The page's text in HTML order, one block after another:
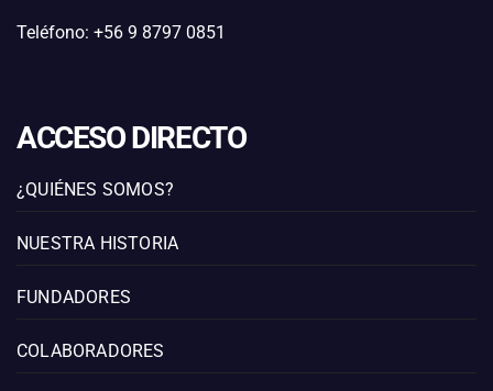
Teléfono: +56 9 8797 0851
ACCESO DIRECTO
¿QUIÉNES SOMOS?
NUESTRA HISTORIA
FUNDADORES
COLABORADORES